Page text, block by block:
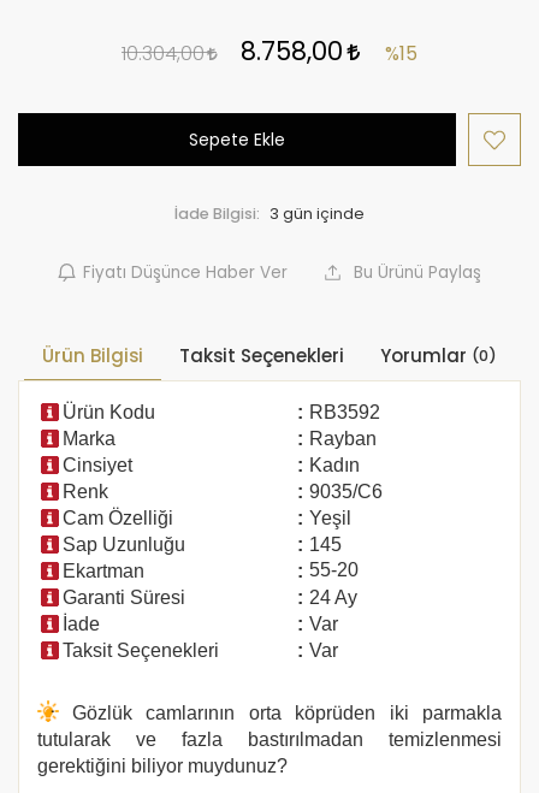
10.304,00 8.758,00 %15
Sepete Ekle
İade Bilgisi:
Fiyatı Düşünce Haber Ver Bu Ürünü Paylaş
Ürün Bilgisi Taksit Seçenekleri Yorumlar (0)
Ürün Kodu : RB3592
Marka
: Rayban
Cinsiyet
: Kadın
Renk
: 9035/C6
Cam Özelliği
: Yeşil
Sap Uzunluğu
: 145
Ekartman
: 55-20
Garanti Süresi
: 24 Ay
İade
: Var
Taksit Seçenekleri
: Var
Gözlük camlarının orta köprüden iki parmakla
tutularak ve fazla bastırılmadan temizlenmesi
gerektiğini biliyor muydunuz?